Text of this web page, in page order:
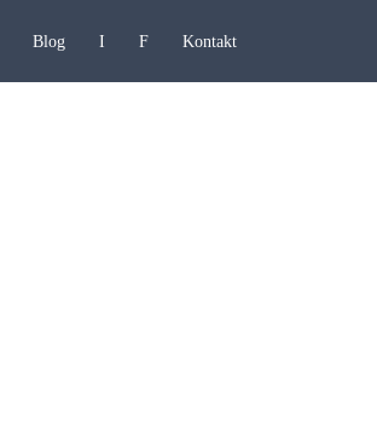
Blog I F Kontakt